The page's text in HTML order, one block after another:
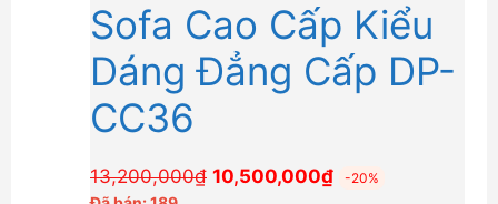
Sofa Cao Cấp Kiểu
Dáng Đẳng Cấp DP-
CC36
13,200,000₫ Giá
10,500,000₫Giá
-20%